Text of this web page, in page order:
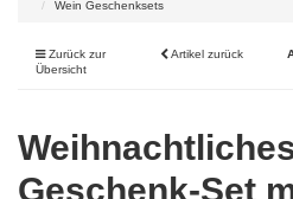
Wein Geschenksets
Zurück zur
Übersicht
Artikel zurück
Geschenk-Set